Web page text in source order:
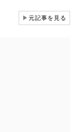
▶元記事を見る